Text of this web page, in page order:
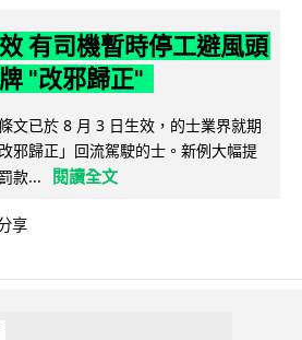
有司機暫時停工避風頭
"改邪歸正"
文已於 8 月 3 日生效，的士業界就期
邪歸正」回流駕駛的士。新例大幅提
款...
閱讀全文
享